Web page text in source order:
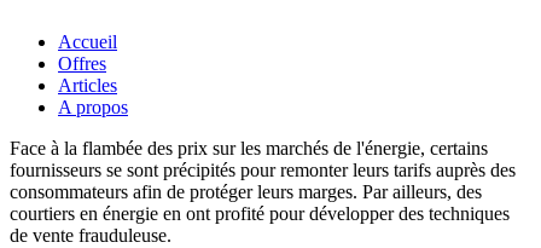
Accueil
Offres
Articles
A propos
Face à la flambée des prix sur les marchés de l'énergie, certains
fournisseurs se sont précipités pour remonter leurs tarifs auprès des
consommateurs afin de protéger leurs marges. Par ailleurs, des
courtiers en énergie en ont profité pour développer des techniques
de vente frauduleuse.